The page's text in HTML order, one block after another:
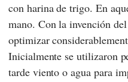
con harina de trigo. En
mano. Con la invención
optimizar
Inicialmente se utilizaron
tarde viento o agua para